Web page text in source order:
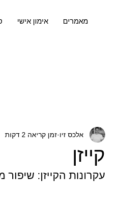
אימון אישי מאמרים
קייזן
אלכס זיו זמן קריאה 2 דקות
עקרונות הקייזן: